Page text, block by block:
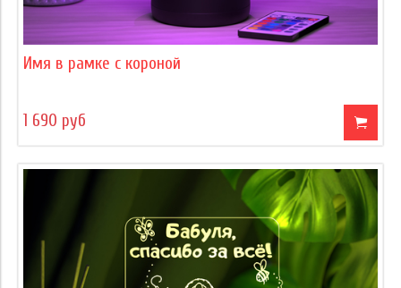
Имя в рамке с короной
1 690 руб